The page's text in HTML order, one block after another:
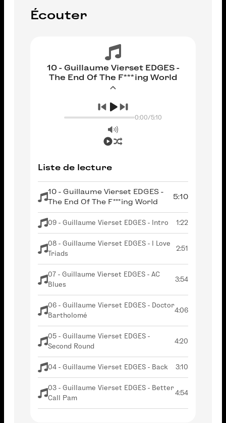
Écouter
10 - Guillaume Vierset EDGES -
The End Of The F***ing World
0:00/5:10
Liste de lecture
10 - Guillaume Vierset EDGES -
The End Of The F***ing World
5:10
09 - Guillaume Vierset EDGES - Intro 1:22
08 - Guillaume Vierset EDGES - I Love
Triads
2:51
07 - Guillaume Vierset EDGES - AC
Blues
3:54
06 - Guillaume Vierset EDGES - Doctor
Bartholomé
4:06
05 - Guillaume Vierset EDGES -
Second Round
4:20
04 - Guillaume Vierset EDGES - Back 3:10
03 - Guillaume Vierset EDGES - Better
Call Pam
4:54